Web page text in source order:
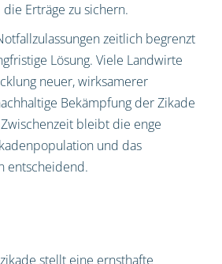
Erträge zu sichern.
zeitlich begrenzt
Lösung. Viele Landwirte
neuer, wirksamerer
Bekämpfung der Zikade
bleibt die enge
und das
entscheidend.
stellt eine ernsthafte